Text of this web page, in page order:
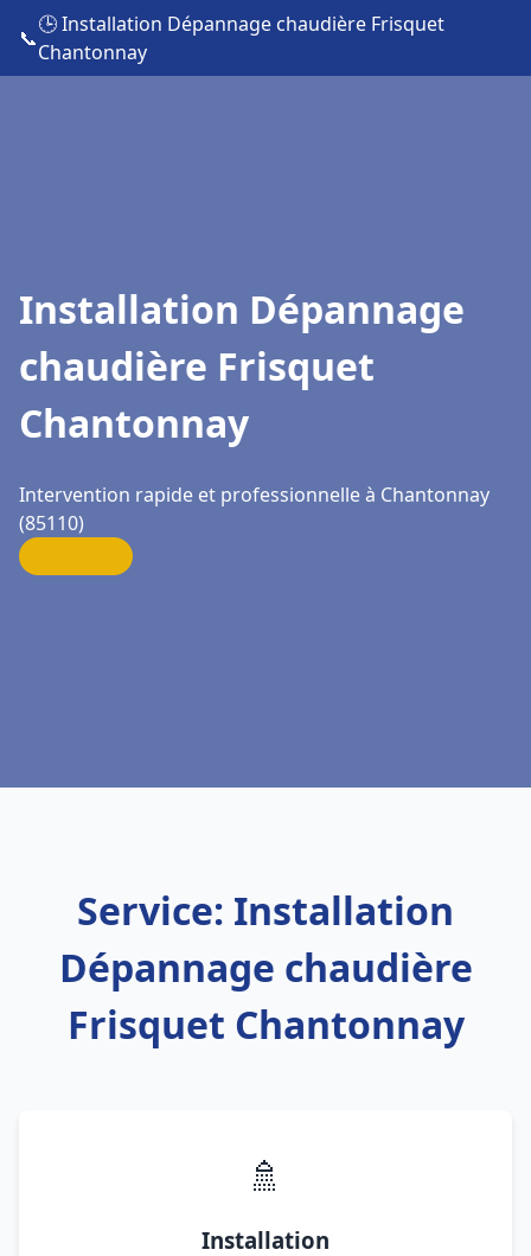
📞
🕒 Installation Dépannage chaudière Frisquet
Chantonnay
Installation Dépannage
chaudière Frisquet
Chantonnay
Intervention rapide et professionnelle à Chantonnay
(85110)
Service: Installation
Dépannage chaudière
Frisquet Chantonnay
🚿
Installation